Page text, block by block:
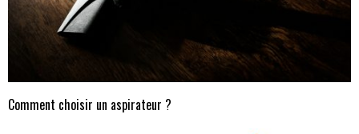
Comment choisir un aspirateur ?